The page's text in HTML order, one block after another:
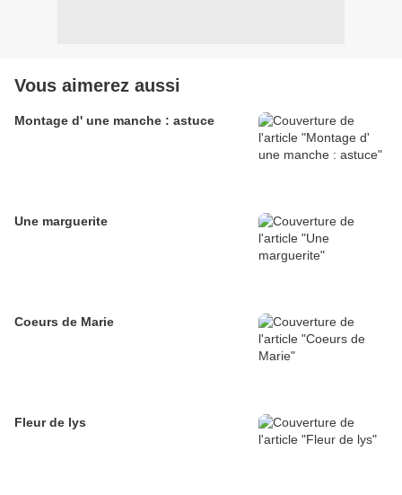
Vous aimerez aussi
Montage d' une manche : astuce
Une marguerite
Coeurs de Marie
Fleur de lys